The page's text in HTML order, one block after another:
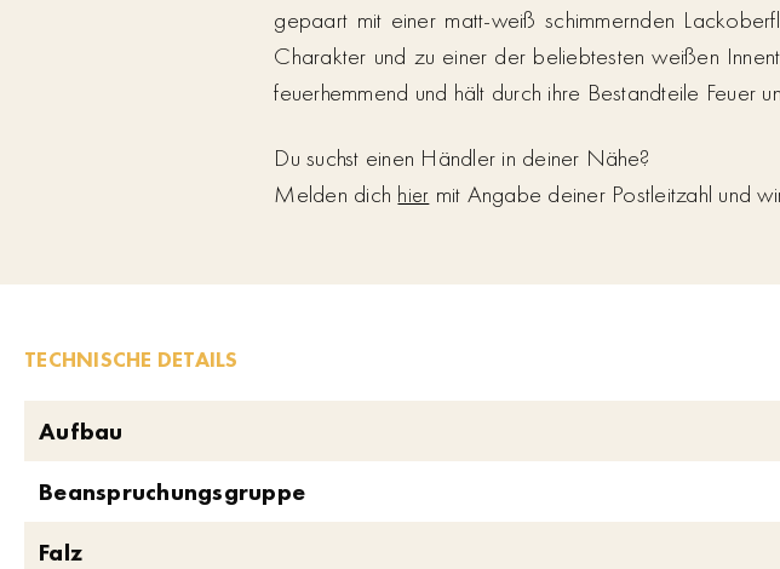
gepaart mit einer matt-weiß schimmernden
Charakter und zu einer der beliebtesten weißen
feuerhemmend und hält durch ihre Bestandteile Feuer
Du suchst einen Händler in deiner Nähe?
Melden dich hier mit Angabe deiner Postleitzahl und
TECHNISCHE DETAILS
Aufbau
Beanspruchungsgruppe
Falz